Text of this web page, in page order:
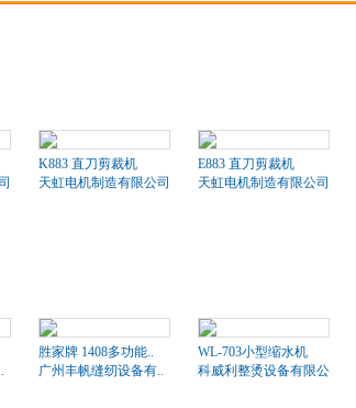
K883 直刀剪裁机
天虹电机制造有限公司
E883 直刀剪裁机
天虹电机制造有限公司
胜家牌 1408多功能..
广州丰帆缝纫设备有..
WL-703小型缩水机
科威利整烫设备有限公司